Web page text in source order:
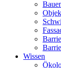
Wissen